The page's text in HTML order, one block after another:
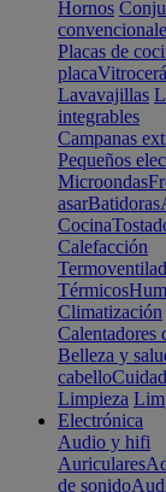
Hornos
Placas de
placa
Lavavajillas
integrables
Campanas
Pequeños
Microondas
asarBatidoras
Cocina
Calefacción
Térmicos
Climatización
Calentadores
Belleza y
cabello
Limpieza
Electrónica
Audio y hifi
Auriculares
de sonido